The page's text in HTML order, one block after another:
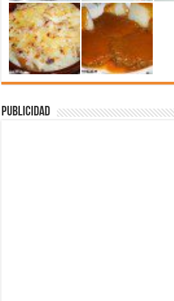
Publicidad